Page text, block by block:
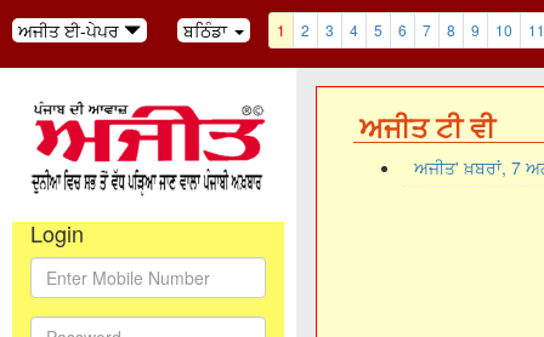
ਅਜੀਤ ਈ-ਪੇਪਰ ਬਠਿੰਡਾ 1 2 3 4 5 6 7 8 9 10 11
Login
ਅਜੀਤ ਟੀ ਵੀ
ਅਜੀਤ' ਖ਼ਬਰਾਂ, 7